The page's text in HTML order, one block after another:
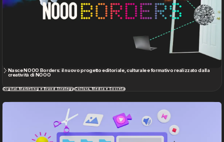
Nasce NOOO Borders: il nuovo progetto editoriale, culturale e formativo realizzato dalla
creatività di NOOO
Digital Marketing e Brand Strategy Cultura, Media e Società